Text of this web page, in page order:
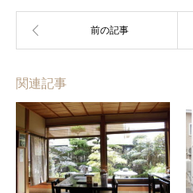
関連記事